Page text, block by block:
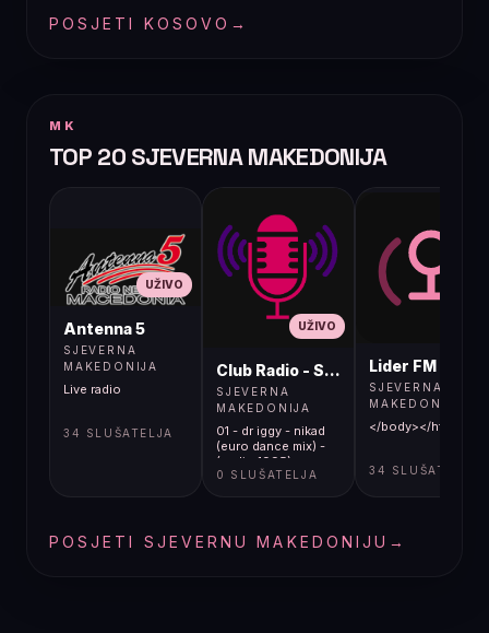
POSJETI KOSOVO →
MK
TOP 20 SJEVERNA MAKEDONIJA
UŽIVO
Antenna 5
SJEVERNA
MAKEDONIJA
Live radio
34 SLUŠATELJA
UŽIVO
Club Radio - Skopje, Mcedonia
SJEVERNA
MAKEDONIJA
01 - dr iggy - nikad
(euro dance mix) -
(audio 1995)
0 SLUŠATELJA
Lider FM 107,4
SJEVERNA
MAKEDONIJA
</body></html>
34 SLUŠATELJA
POSJETI SJEVERNU MAKEDONIJU →